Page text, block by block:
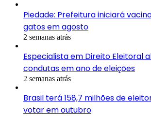
Piedade: Prefeitura iniciará
gatos em agosto
2 semanas atrás
Especialista em Direito Eleitoral
condutas em ano de eleições
2 semanas atrás
Brasil terá 158,7 milhões de
votar em outubro